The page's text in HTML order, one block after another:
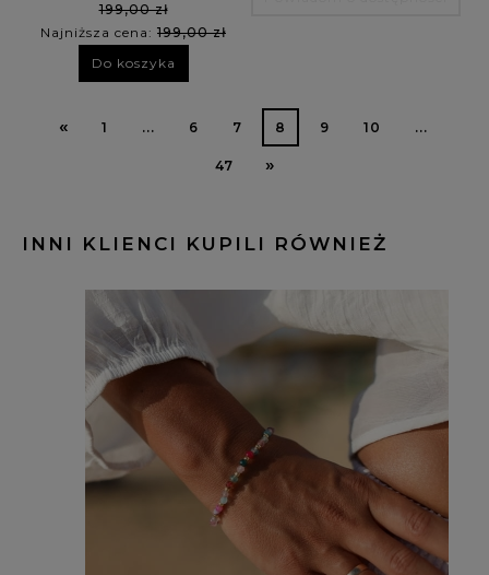
199,00 zł
Najniższa cena: 199,00 zł
Do koszyka
« 1 ... 6 7 8 9 10 ...
47 »
INNI KLIENCI KUPILI RÓWNIEŻ